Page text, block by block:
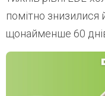
помітно
щонайменше 60